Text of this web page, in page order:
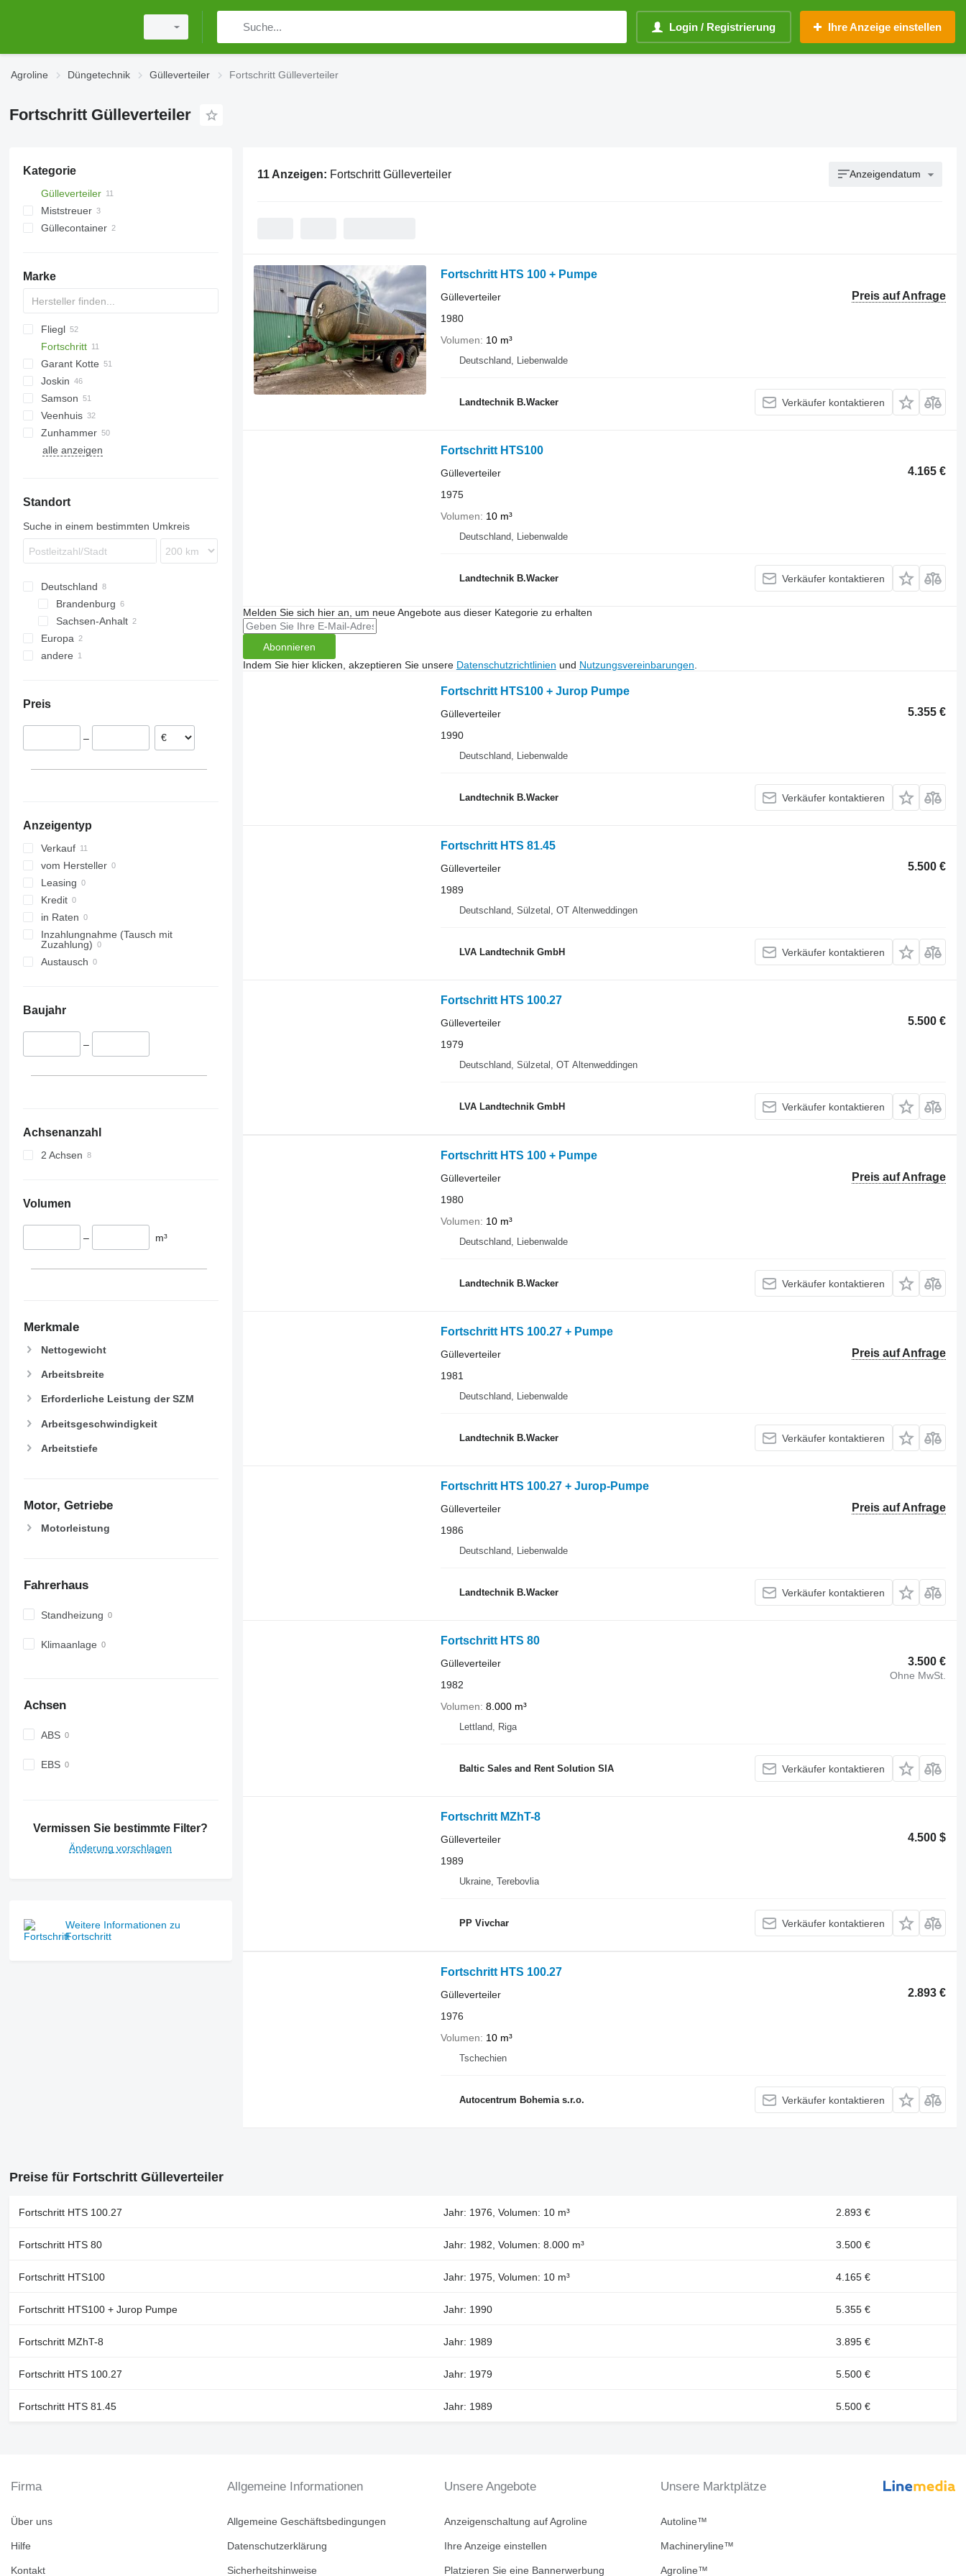
Login / Registrierung Ihre Anzeige einstellen
Agroline Düngetechnik Gülleverteiler Fortschritt Gülleverteiler
Fortschritt Gülleverteiler
Kategorie
Gülleverteiler
Miststreuer
Güllecontainer
Marke
Catros
HTS
3000
5000
Terra Gator
Xerion
Alltrac
Liquiliser
Twister
Fliegl
SDS
VFW
Fortschritt
HTS
HTS 100
Garant Kotte
TV
Terra
Joskin
Euroliner
Modulo
Terraflex
Volumetra
NG
PN
PW
Lift-o-matic
TCI
T507
T544
AGT
Samson
PG
SB
SG
TG
KL
Veenhuis
Hydro Trike
VT
ZB
Rapid
Zunhammer
K-series
alle anzeigen
Standort
Suche in einem bestimmten Umkreis
Deutschland
Brandenburg
Oranienburg
Sachsen-Anhalt
Magdeburg
Europa
Tschechien
andere
Preis
–
Anzeigentyp
Verkauf
vom Hersteller
Leasing
Kredit
in Raten
Inzahlungnahme (Tausch mit
Zuzahlung)
Austausch
Baujahr
–
Achsenanzahl
2 Achsen
Volumen
– m³
Merkmale
Nettogewicht
Arbeitsbreite
Erforderliche Leistung der SZM
Arbeitsgeschwindigkeit
Arbeitstiefe
Motor, Getriebe
Motorleistung
Fahrerhaus
Standheizung
Klimaanlage
Achsen
ABS
EBS
Vermissen Sie bestimmte Filter?
Änderung vorschlagen
Weitere Informationen zu
Fortschritt
11 Anzeigen: Fortschritt Gülleverteiler Anzeigendatum
Fortschritt HTS 100 + Pumpe
Preis auf Anfrage
Gülleverteiler
1980
Volumen
10 m³
Deutschland, Liebenwalde
Landtechnik B.Wacker Verkäufer kontaktieren
Fortschritt HTS100
4.165 €
Gülleverteiler
1975
Volumen
10 m³
Deutschland, Liebenwalde
Landtechnik B.Wacker Verkäufer kontaktieren
Melden Sie sich hier an, um neue Angebote aus dieser Kategorie zu erhalten
Abonnieren
Indem Sie hier klicken, akzeptieren Sie unsere Datenschutzrichtlinien und Nutzungsvereinbarungen
Fortschritt HTS100 + Jurop Pumpe
5.355 €
Gülleverteiler
1990
Deutschland, Liebenwalde
Landtechnik B.Wacker Verkäufer kontaktieren
Fortschritt HTS 81.45
5.500 €
Gülleverteiler
1989
Deutschland, Sülzetal, OT Altenweddingen
LVA Landtechnik GmbH Verkäufer kontaktieren
Fortschritt HTS 100.27
5.500 €
Gülleverteiler
1979
Deutschland, Sülzetal, OT Altenweddingen
LVA Landtechnik GmbH Verkäufer kontaktieren
Fortschritt HTS 100 + Pumpe
Preis auf Anfrage
Gülleverteiler
1980
Volumen
10 m³
Deutschland, Liebenwalde
Landtechnik B.Wacker Verkäufer kontaktieren
Fortschritt HTS 100.27 + Pumpe
Preis auf Anfrage
Gülleverteiler
1981
Deutschland, Liebenwalde
Landtechnik B.Wacker Verkäufer kontaktieren
Fortschritt HTS 100.27 + Jurop-Pumpe
Preis auf Anfrage
Gülleverteiler
1986
Deutschland, Liebenwalde
Landtechnik B.Wacker Verkäufer kontaktieren
Fortschritt HTS 80
3.500 €
Ohne MwSt.
Gülleverteiler
1982
Volumen 8.000 m³
Lettland, Riga
Baltic Sales and Rent Solution SIA Verkäufer kontaktieren
Fortschritt MZhT-8
4.500 $
Gülleverteiler
1989
Ukraine, Terebovlia
PP Vivchar Verkäufer kontaktieren
Fortschritt HTS 100.27
2.893 €
Gülleverteiler
1976
Volumen
10 m³
Tschechien
Autocentrum Bohemia s.r.o. Verkäufer kontaktieren
Preise für Fortschritt Gülleverteiler
Fortschritt HTS 100.27 Jahr: 1976, Volumen: 10 m³ 2.893 €
Fortschritt HTS 80 Jahr: 1982, Volumen: 8.000 m³ 3.500 €
Fortschritt HTS100 Jahr: 1975, Volumen: 10 m³ 4.165 €
Fortschritt HTS100 + Jurop Pumpe Jahr: 1990 5.355 €
Fortschritt MZhT-8 Jahr: 1989 3.895 €
Fortschritt HTS 100.27 Jahr: 1979 5.500 €
Fortschritt HTS 81.45 Jahr: 1989 5.500 €
Firma
Über uns
Hilfe
Kontakt
Allgemeine Informationen
Allgemeine Geschäftsbedingungen
Datenschutzerklärung
Sicherheitshinweise
Unsere Angebote
Anzeigenschaltung auf Agroline
Ihre Anzeige einstellen
Platzieren Sie eine Bannerwerbung
Unsere Marktplätze
Autoline™
Machineryline™
Agroline™